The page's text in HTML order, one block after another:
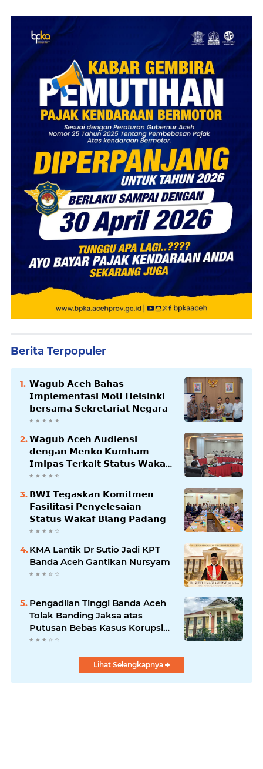
Berita Terpopuler
𝗪𝗮𝗴𝘂𝗯 𝗔𝗰𝗲𝗵 𝗕𝗮𝗵𝗮𝘀
𝗜𝗺𝗽𝗹𝗲𝗺𝗲𝗻𝘁𝗮𝘀𝗶 𝗠𝗼𝗨 𝗛𝗲𝗹𝘀𝗶𝗻𝗸𝗶
𝗯𝗲𝗿𝘀𝗮𝗺𝗮 𝗦𝗲𝗸𝗿𝗲𝘁𝗮𝗿𝗶𝗮𝘁 𝗡𝗲𝗴𝗮𝗿𝗮
𝗪𝗮𝗴𝘂𝗯 𝗔𝗰𝗲𝗵 𝗔𝘂𝗱𝗶𝗲𝗻𝘀𝗶
𝗱𝗲𝗻𝗴𝗮𝗻 𝗠𝗲𝗻𝗸𝗼 𝗞𝘂𝗺𝗵𝗮𝗺
𝗜𝗺𝗶𝗽𝗮𝘀 𝗧𝗲𝗿𝗸𝗮𝗶𝘁 𝗦𝘁𝗮𝘁𝘂𝘀 𝗪𝗮𝗸𝗮𝗳
𝗕𝗹𝗮𝗻𝗴𝗽𝗮𝗱𝗮𝗻𝗴
𝗕𝗪𝗜 𝗧𝗲𝗴𝗮𝘀𝗸𝗮𝗻 𝗞𝗼𝗺𝗶𝘁𝗺𝗲𝗻
𝗙𝗮𝘀𝗶𝗹𝗶𝘁𝗮𝘀𝗶 𝗣𝗲𝗻𝘆𝗲𝗹𝗲𝘀𝗮𝗶𝗮𝗻
𝗦𝘁𝗮𝘁𝘂𝘀 𝗪𝗮𝗸𝗮𝗳 𝗕𝗹𝗮𝗻𝗴 𝗣𝗮𝗱𝗮𝗻𝗴
KMA Lantik Dr Sutio Jadi KPT
Banda Aceh Gantikan Nursyam
Pengadilan Tinggi Banda Aceh
Tolak Banding Jaksa atas
Putusan Bebas Kasus Korupsi
Wastafel
Lihat Selengkapnya